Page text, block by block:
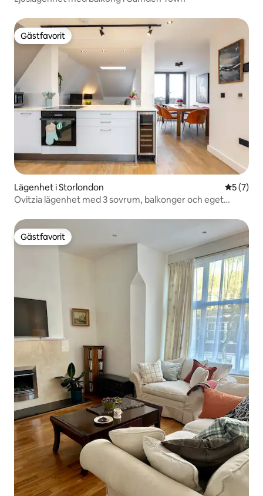
Gästfavorit
Gästfavorit
Lägenhet i Storlondon 5 av 5 i
5 (7)
Ovitzia lägenhet med 3 sovrum, balkonger och eget
Gästfavorit
Gästfavorit